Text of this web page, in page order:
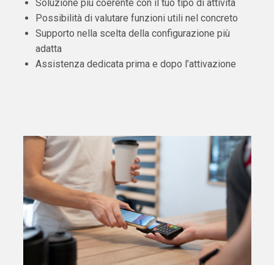
Soluzione più coerente con il tuo tipo di attività
Possibilità di valutare funzioni utili nel concreto
Supporto nella scelta della configurazione più
adatta
Assistenza dedicata prima e dopo l’attivazione